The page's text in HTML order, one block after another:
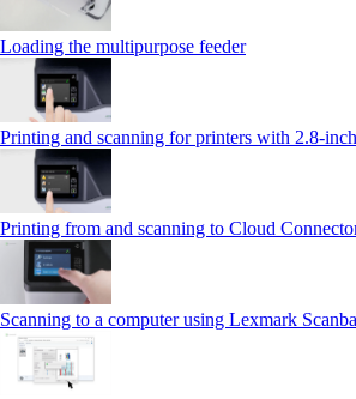
Loading the multipurpose feeder
Printing and scanning for printers with
Printing from and scanning to Cloud
Scanning to a computer using Lexmark